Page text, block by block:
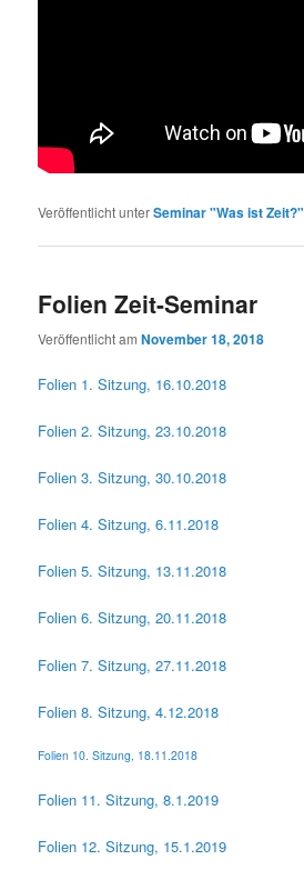
Veröffentlicht unterSeminar "Was ist Zeit?"
Folien Zeit-Seminar
Veröffentlicht amNovember 18, 2018
Folien 1. Sitzung, 16.10.2018
Folien 2. Sitzung, 23.10.2018
Folien 3. Sitzung, 30.10.2018
Folien 4. Sitzung, 6.11.2018
Folien 5. Sitzung, 13.11.2018
Folien 6. Sitzung, 20.11.2018
Folien 7. Sitzung, 27.11.2018
Folien 8. Sitzung, 4.12.2018
Folien 10. Sitzung, 18.11.2018
Folien 11. Sitzung, 8.1.2019
Folien 12. Sitzung, 15.1.2019